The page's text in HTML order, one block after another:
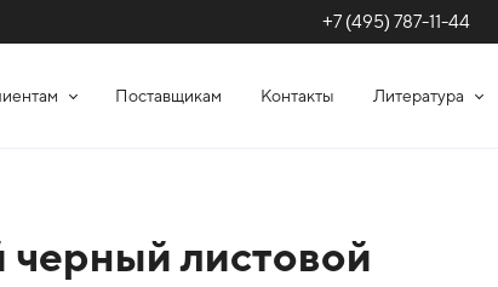
+7 (495) 787-11-44
Поставщикам Контакты Литература
черный листовой